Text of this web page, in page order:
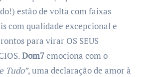
estão de volta com faixas
com qualidade excepcional e
para virar OS SEUS
Dom7emociona com o
Tudo”, uma declaração de amor à